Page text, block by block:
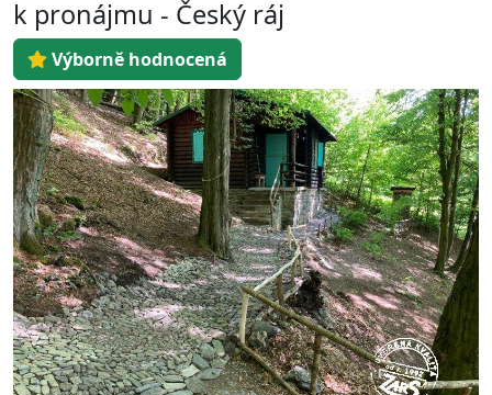
k pronájmu - Český ráj
Výborně hodnocená